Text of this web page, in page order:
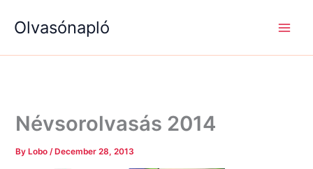
Olvasónapló
Névsorolvasás 2014
By Lobo/ December 28, 2013
e
a
é
g
k
é
g
k